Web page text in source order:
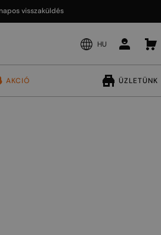
visszaküldés
HU
AKCIÓ ÜZLETÜNK